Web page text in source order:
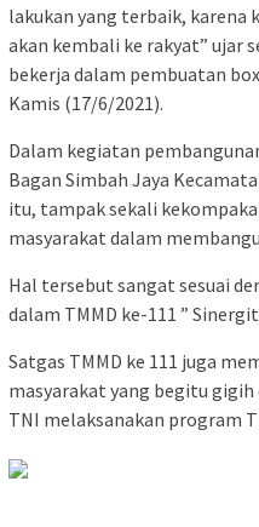
lakukan yang terbaik, karena
akan kembali ke rakyat” ujar
bekerja dalam pembuatan
Kamis (17/6/2021).
Dalam kegiatan
Bagan Simbah Jaya
itu, tampak sekali
masyarakat dalam
Hal tersebut sangat sesuai
dalam TMMD ke-111 ”
Satgas TMMD ke 111 juga
masyarakat yang begitu
TNI melaksanakan program